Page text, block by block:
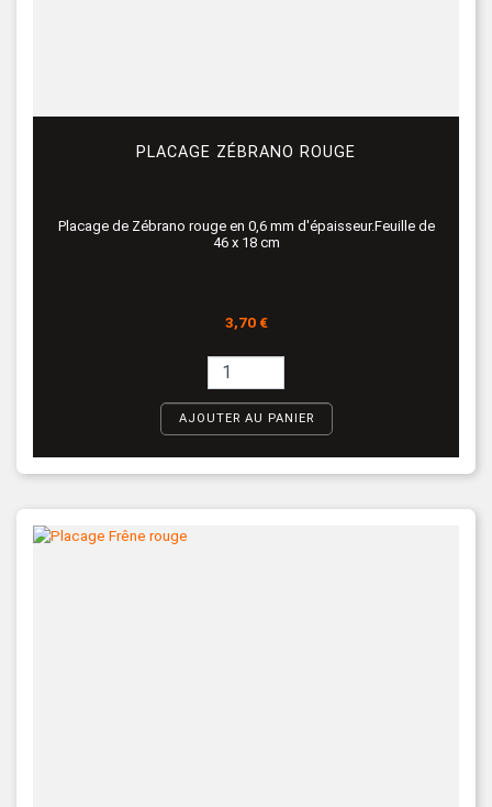
PLACAGE ZÉBRANO ROUGE
Placage de Zébrano rouge en 0,6 mm d'épaisseur.Feuille de
46 x 18 cm
Prix
3,70 €
AJOUTER AU PANIER